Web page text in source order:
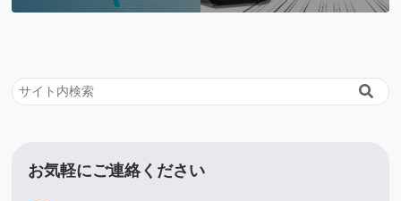
お気軽にご連絡ください